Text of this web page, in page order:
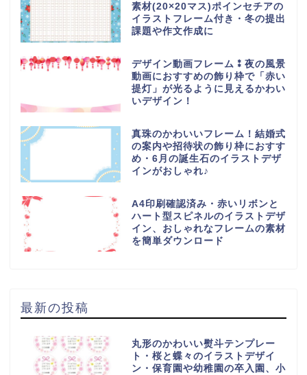
素材(20×20マス)ポインセチアの
イラストフレーム付き・冬の提出
課題や作文作成に
デザイン動画フレーム⁑夜の風景
動画におすすめの飾り枠で「赤い
提灯」が光るように見えるかわい
いデザイン！
真珠のかわいいフレーム！結婚式
の案内や招待状の飾り枠におすす
め・6月の誕生石のイラストデザ
インがおしゃれ♪
A4印刷確認済み・赤いリボンと
ハート型スピネルのイラストデザ
イン、おしゃれなフレームの素材
を簡単ダウンロード
最新の投稿
丸形のかわいい熨斗テンプレー
ト・桜と蝶々のイラストデザイ
ン・保育園や幼稚園の卒入園、小